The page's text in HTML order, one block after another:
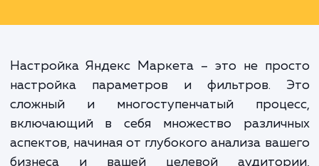
Наши специалисты помогут
избежать этих ошибок и
максимальную отдачу от
присутствия на Яндекс Маркете.